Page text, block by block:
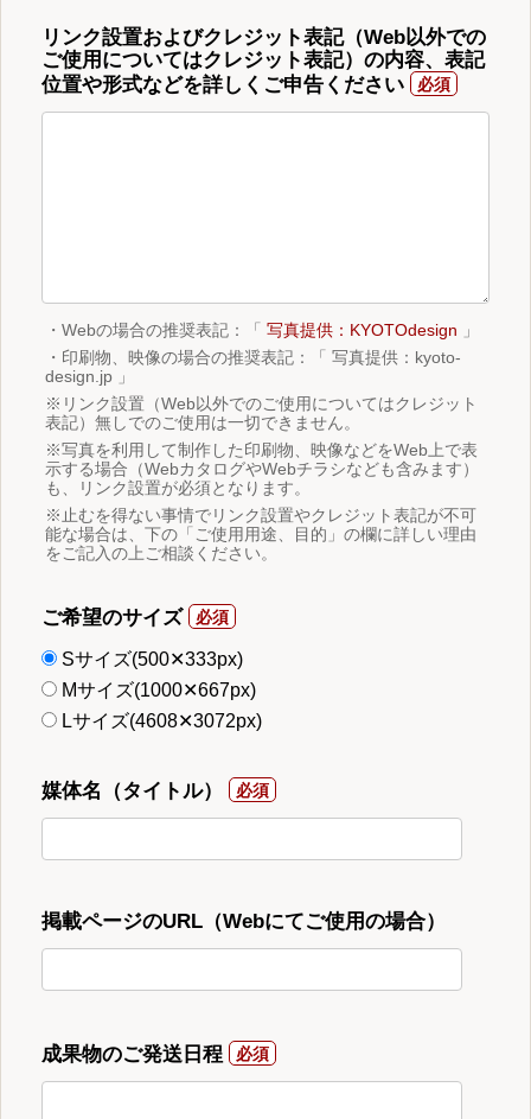
リンク設置およびクレジット表記（Web以外での
ご使用についてはクレジット表記）の内容、表記
位置や形式などを詳しくご申告ください
・Webの場合の推奨表記：「 写真提供：KYOTOdesign 」
・印刷物、映像の場合の推奨表記：「 写真提供：kyoto-
design.jp 」
※リンク設置（Web以外でのご使用についてはクレジット
表記）無しでのご使用は一切できません。
※写真を利用して制作した印刷物、映像などをWeb上で表
示する場合（WebカタログやWebチラシなども含みます）
も、リンク設置が必須となります。
※止むを得ない事情でリンク設置やクレジット表記が不可
能な場合は、下の「ご使用用途、目的」の欄に詳しい理由
をご記入の上ご相談ください。
ご希望のサイズ
Sサイズ(500✕333px)
Mサイズ(1000✕667px)
Lサイズ(4608✕3072px)
媒体名（タイトル）
掲載ページのURL（Webにてご使用の場合）
成果物のご発送日程